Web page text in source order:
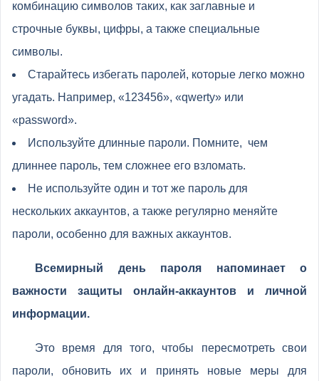
комбинацию символов таких, как заглавные и
строчные буквы, цифры, а также специальные
символы.
Старайтесь избегать паролей, которые легко можно
угадать. Например, «123456», «qwerty» или
«password».
Используйте длинные пароли. Помните, чем
длиннее пароль, тем сложнее его взломать.
Не используйте один и тот же пароль для
нескольких аккаунтов, а также регулярно меняйте
пароли, особенно для важных аккаунтов.
Всемирный день пароля напоминает о
важности защиты онлайн-аккаунтов и личной
информации.
Это время для того, чтобы пересмотреть свои
пароли, обновить их и принять новые меры для